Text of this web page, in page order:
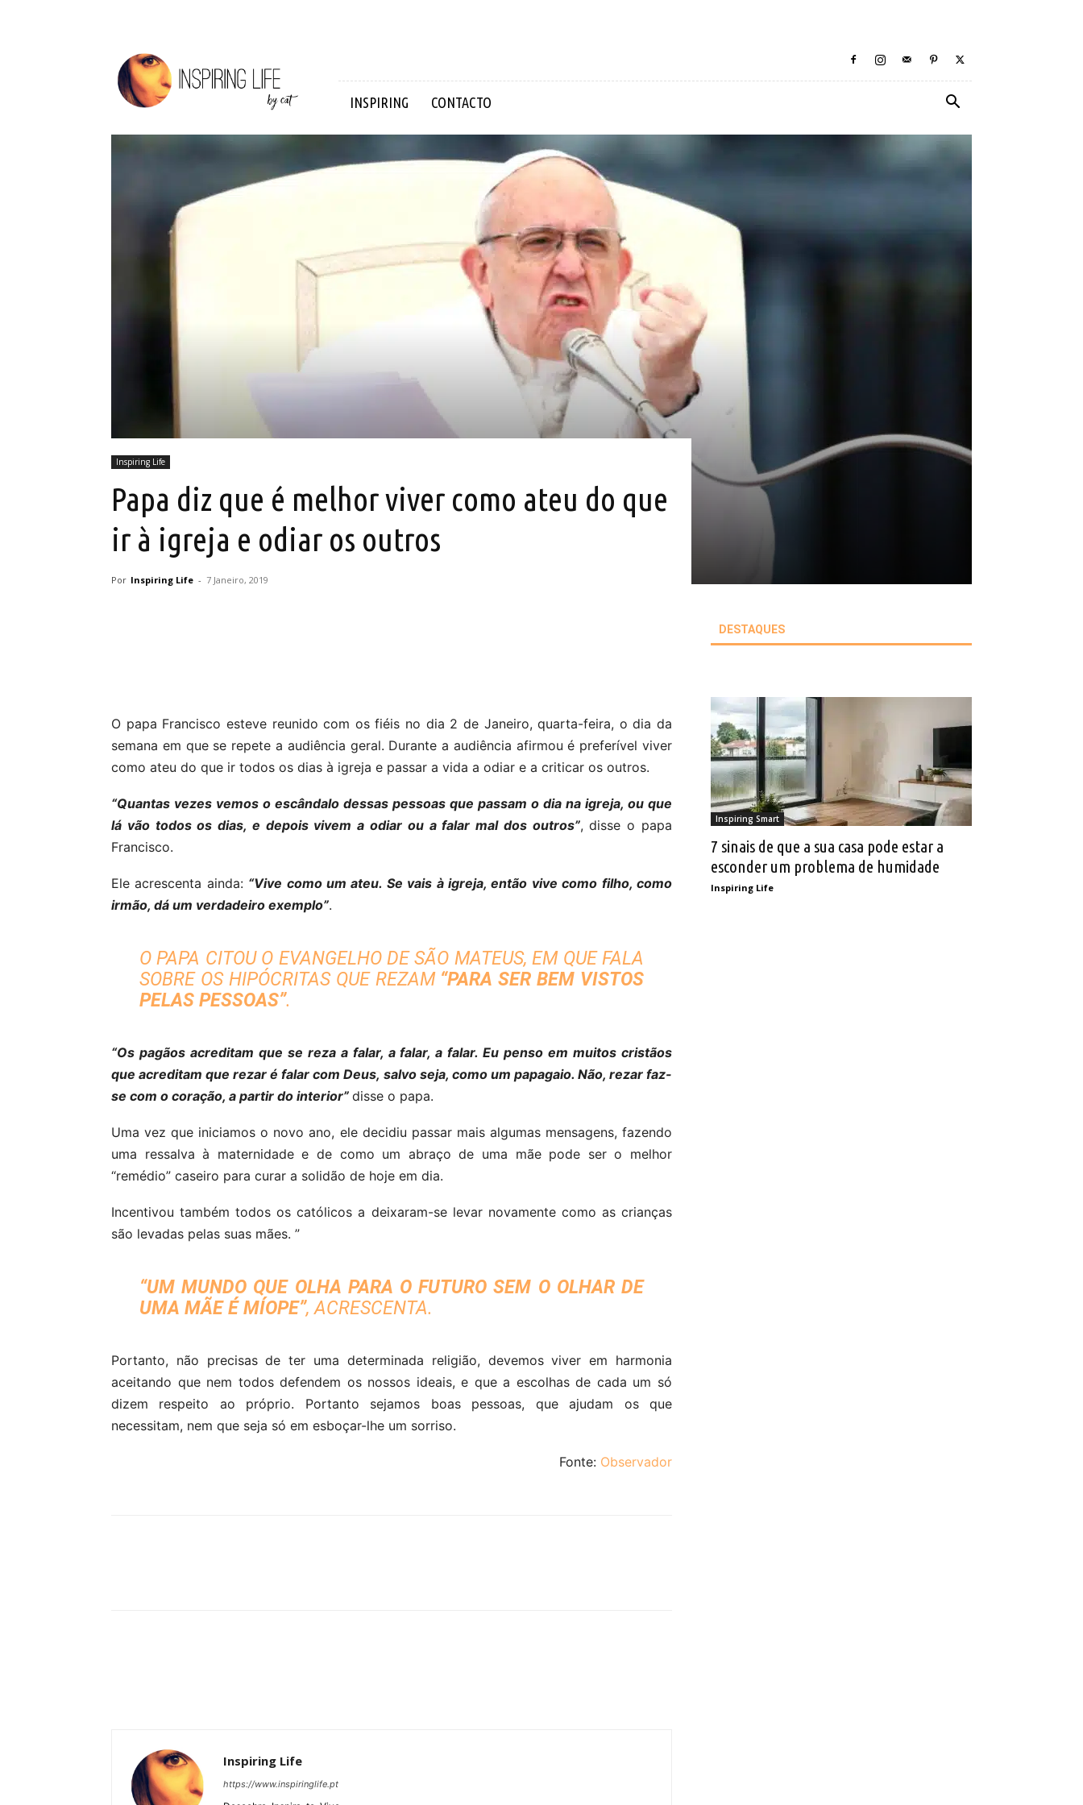
Inspiring
Life
INSPIRING CONTACTO
Inspiring Life
Papa diz que é melhor viver como ateu do que
ir à igreja e odiar os outros
Por Inspiring Life - 7 Janeiro, 2019
O papa Francisco esteve reunido com os fiéis no dia 2 de Janeiro, quarta-feira, o dia da
semana em que se repete a audiência geral. Durante a audiência afirmou é preferível viver
como ateu do que ir todos os dias à igreja e passar a vida a odiar e a criticar os outros.
“Quantas vezes vemos o escândalo dessas pessoas que passam o dia na igreja, ou que
lá vão todos os dias, e depois vivem a odiar ou a falar mal dos outros”, disse o papa
Francisco.
Ele acrescenta ainda: “Vive como um ateu. Se vais à igreja, então vive como filho, como
irmão, dá um verdadeiro exemplo”.
O PAPA CITOU O EVANGELHO DE SÃO MATEUS, EM QUE FALA
SOBRE OS HIPÓCRITAS QUE REZAM “PARA SER BEM VISTOS
PELAS PESSOAS”.
“Os pagãos acreditam que se reza a falar, a falar, a falar. Eu penso em muitos cristãos
que acreditam que rezar é falar com Deus, salvo seja, como um papagaio. Não, rezar faz-
se com o coração, a partir do interior” disse o papa.
Uma vez que iniciamos o novo ano, ele decidiu passar mais algumas mensagens, fazendo
uma ressalva à maternidade e de como um abraço de uma mãe pode ser o melhor
“remédio” caseiro para curar a solidão de hoje em dia.
Incentivou também todos os católicos a deixaram-se levar novamente como as crianças
são levadas pelas suas mães. ”
“UM MUNDO QUE OLHA PARA O FUTURO SEM O OLHAR DE
UMA MÃE É MÍOPE”, ACRESCENTA.
Portanto, não precisas de ter uma determinada religião, devemos viver em harmonia
aceitando que nem todos defendem os nossos ideais, e que a escolhas de cada um só
dizem respeito ao próprio. Portanto sejamos boas pessoas, que ajudam os que
necessitam, nem que seja só em esboçar-lhe um sorriso.
Fonte: Observador
Inspiring Life
https://www.inspiringlife.pt
DESTAQUES
Inspiring Smart
7 sinais de que a sua casa pode estar a
esconder um problema de humidade
Inspiring Life